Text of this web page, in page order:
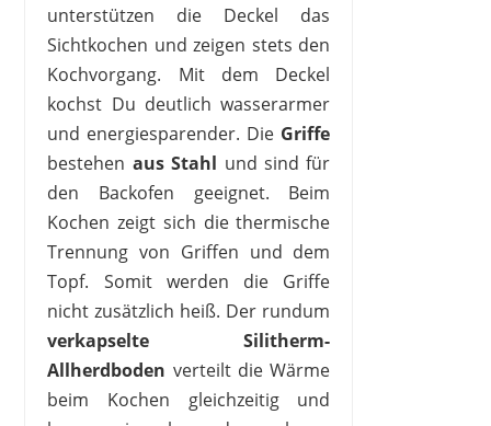
unterstützen die Deckel das
Sichtkochen und zeigen stets den
Kochvorgang. Mit dem Deckel
kochst Du deutlich wasserarmer
und energiesparender. Die Griffe
bestehen aus Stahl und sind für
den Backofen geeignet. Beim
Kochen zeigt sich die thermische
Trennung von Griffen und dem
Topf. Somit werden die Griffe
nicht zusätzlich heiß. Der rundum
verkapselte Silitherm-
Allherdboden verteilt die Wärme
beim Kochen gleichzeitig und